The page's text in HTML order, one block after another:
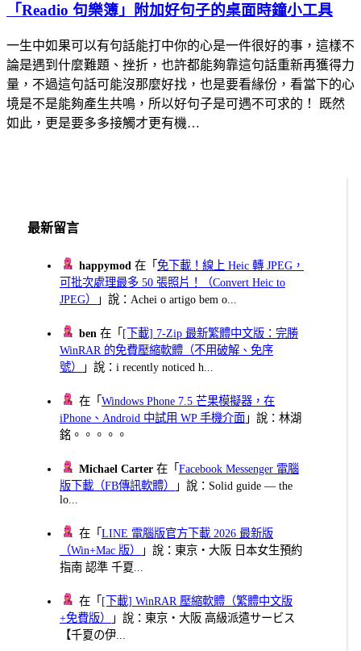
「Readio 句樂簿」附加好句子的桌面時鐘小工具
一生中如果可以有句話能打中你的心是一件很好的事，這樣不
論是遇到什麼難題、挫折，也許都能夠靠這句話重新再獲得力
量，不過這句話可能沒那麼好找，也是要看緣份，看當下的心
境是不是能夠產生共鳴，所以好句子是可遇不可求的！ 既然
如此，更是要多多接觸才更有機…
最新留言
happymod 在「免下載！線上 Heic 轉 JPEG，
可批次處理最多 50 張照片！（Convert Heic to
JPEG）
」說：Achei o artigo bem o...
ben 在「 [下載] 7-Zip 最新繁體中文版：完勝
WinRAR 的免費壓縮軟體（不用破解、免序
號）
」說：i recently noticed h...
在「Windows Phone 7.5 芒果模擬器，在
iPhone、Android 中試用 WP 手機介面 」說：林湖
銘。。。。。
Michael Carter 在「Facebook Messenger 電腦
版下載（FB傳訊軟體）
」說：Solid guide — the
lo...
在「LINE 電腦版官方下載 2026 最新版
（Win+Mac 版）
」說：東京・大阪 日本女生預約
指南 認準 千夏...
在「 [下載] WinRAR 壓縮軟體（繁體中文版
+免費版）
」說：東京・大阪 高級派遣サービス
【千夏の伊...